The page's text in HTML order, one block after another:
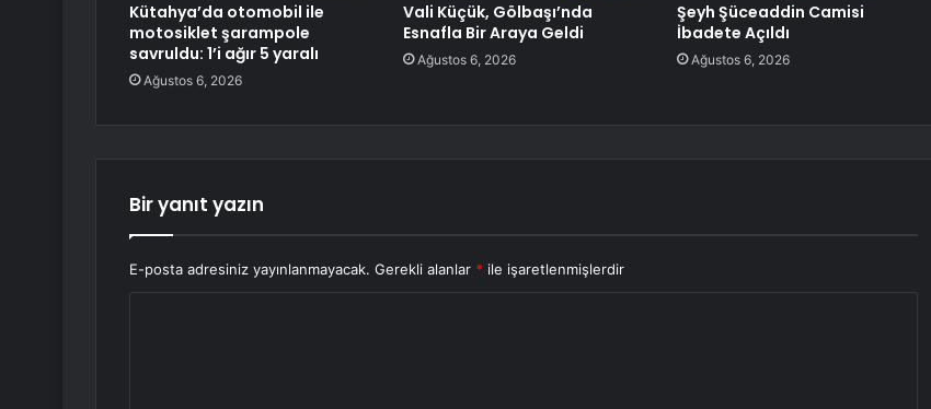
Kütahya’da otomobil ile
motosiklet şarampole
savruldu: 1’i ağır 5 yaralı
Ağustos 6, 2026
Vali Küçük, Gölbaşı’nda
Esnafla Bir Araya Geldi
Ağustos 6, 2026
Şeyh Şüceaddin Camisi
İbadete Açıldı
Ağustos 6, 2026
Bir yanıt yazın
E-posta adresiniz yayınlanmayacak. Gerekli alanlar * ile işaretlenmişlerdir